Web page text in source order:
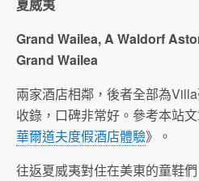
夏威夷
Grand Wailea, A Waldorf
Grand Wailea
兩家酒店相鄰，後者全部為
收錄，口碑非常好。參考本站
華爾道夫度假酒店體驗》。
往返夏威夷對住在美東的童鞋